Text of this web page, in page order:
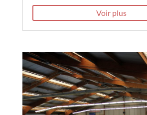
Voir plus